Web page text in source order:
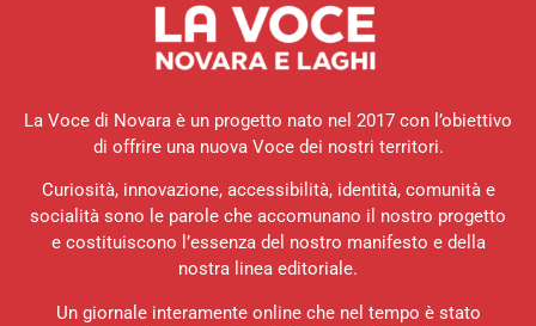
La Voce di Novara è un progetto nato nel 2017 con l’obiettivo
di offrire una nuova Voce dei nostri territori.
Curiosità, innovazione, accessibilità, identità, comunità e
socialità sono le parole che accomunano il nostro progetto
e costituiscono l’essenza del nostro manifesto e della
nostra linea editoriale.
Un giornale interamente online che nel tempo è stato